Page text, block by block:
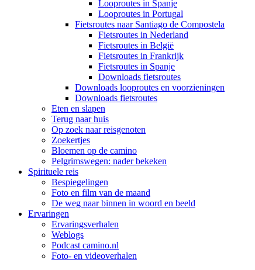
Looproutes in Spanje
Looproutes in Portugal
Fietsroutes naar Santiago de Compostela
Fietsroutes in Nederland
Fietsroutes in België
Fietsroutes in Frankrijk
Fietsroutes in Spanje
Downloads fietsroutes
Downloads looproutes en voorzieningen
Downloads fietsroutes
Eten en slapen
Terug naar huis
Op zoek naar reisgenoten
Zoekertjes
Bloemen op de camino
Pelgrimswegen: nader bekeken
Spirituele reis
Bespiegelingen
Foto en film van de maand
De weg naar binnen in woord en beeld
Ervaringen
Ervaringsverhalen
Weblogs
Podcast camino.nl
Foto- en videoverhalen